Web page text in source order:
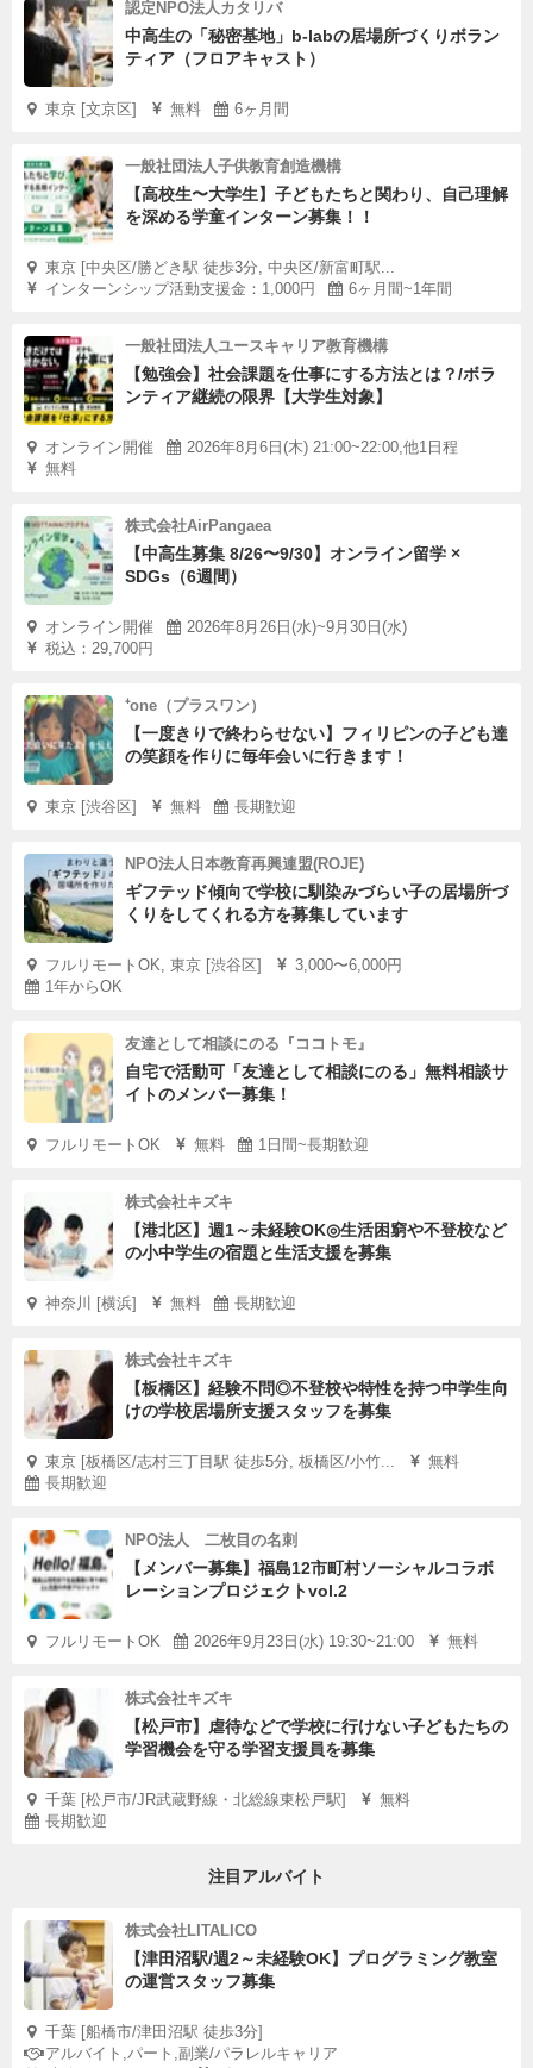
認定NPO法人カタリバ
中高生の「秘密基地」b-labの居場所づくりボラン
ティア（フロアキャスト）
東京 [文京区] 無料 6ヶ月間
一般社団法人子供教育創造機構
【高校生〜大学生】子どもたちと関わり、自己理解
を深める学童インターン募集！！
東京 [中央区/勝どき駅 徒歩3分, 中央区/新富町駅...
インターンシップ活動支援金：1,000円
6ヶ月間~1年間
一般社団法人ユースキャリア教育機構
【勉強会】社会課題を仕事にする方法とは？/ボラ
ンティア継続の限界【大学生対象】
オンライン開催
2026年8月6日(木) 21:00~22:00,他1日程
無料
株式会社AirPangaea
【中高生募集 8/26〜9/30】オンライン留学 ×
SDGs（6週間）
オンライン開催
2026年8月26日(水)~9月30日(水)
税込：29,700円
⁺one（プラスワン）
【一度きりで終わらせない】フィリピンの子ども達
の笑顔を作りに毎年会いに行きます！
東京 [渋谷区] 無料 長期歓迎
NPO法人日本教育再興連盟(ROJE)
ギフテッド傾向で学校に馴染みづらい子の居場所づ
くりをしてくれる方を募集しています
フルリモートOK, 東京 [渋谷区]
3,000〜6,000円
1年からOK
友達として相談にのる『ココトモ』
自宅で活動可「友達として相談にのる」無料相談サ
イトのメンバー募集！
フルリモートOK 無料 1日間~長期歓迎
株式会社キズキ
【港北区】週1～未経験OK◎生活困窮や不登校など
の小中学生の宿題と生活支援を募集
神奈川 [横浜] 無料 長期歓迎
株式会社キズキ
【板橋区】経験不問◎不登校や特性を持つ中学生向
けの学校居場所支援スタッフを募集
東京 [板橋区/志村三丁目駅 徒歩5分, 板橋区/小竹...
無料
長期歓迎
NPO法人 二枚目の名刺
【メンバー募集】福島12市町村ソーシャルコラボ
レーションプロジェクトvol.2
フルリモートOK 2026年9月23日(水) 19:30~21:00 無料
株式会社キズキ
【松戸市】虐待などで学校に行けない子どもたちの
学習機会を守る学習支援員を募集
千葉 [松戸市/JR武蔵野線・北総線東松戸駅]
無料
長期歓迎
注目アルバイト
株式会社LITALICO
【津田沼駅/週2～未経験OK】プログラミング教室
の運営スタッフ募集
千葉 [船橋市/津田沼駅 徒歩3分]
アルバイト,パート,副業/パラレルキャリア